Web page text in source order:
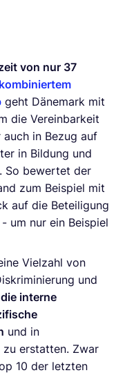
von nur 37
kombiniertem
geht Dänemark mit
die Vereinbarkeit
in Bezug auf
in Bildung und
So bewertet der
zum Beispiel mit
auf die Beteiligung
um nur ein Beispiel
Vielzahl von
und
interne
und in
erstatten. Zwar
10 der letzten